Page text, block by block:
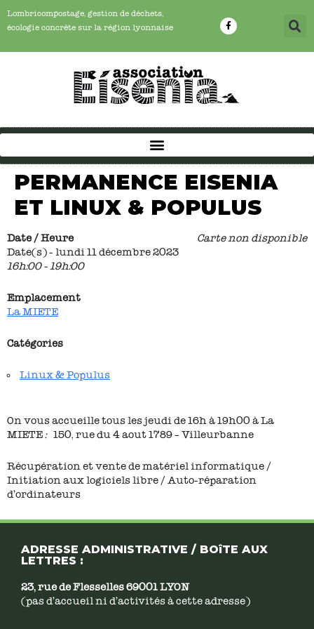
Lombricompostage, gestion de déchets,
écologie concrête sur la région lyonnaise
PERMANENCE EISENIA
ET LINUX & POPULUS
Carte non disponible
Date / Heure
Date(s) - lundi 11 décembre 2023
16h:00 - 19h:00
Emplacement
La MIETE
Catégories
Linux & Populus
On vous accueille tous les jeudi de 16h à 19h00 à La
MIETE: 150, rue du 4 aout 1789 – Villeurbanne
Récupération et vente de matériel informatique /
Initiation aux logiciels libre / Auto-réparation
d’ordinateurs
ADRESSE ADMINISTRATIVE / BOîTE AUX
LETTRES :
23, rue de Flesselles 69001 LYON
(pas d’accueil ni d’activités à cette adresse)